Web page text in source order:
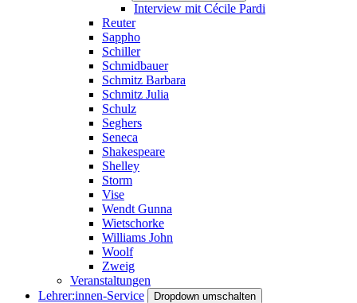
Interview mit Cécile Pardi
Reuter
Sappho
Schiller
Schmidbauer
Schmitz Barbara
Schmitz Julia
Schulz
Seghers
Seneca
Shakespeare
Shelley
Storm
Vise
Wendt Gunna
Wietschorke
Williams John
Woolf
Zweig
Veranstaltungen
Lehrer:innen-Service
Dropdown umschalten